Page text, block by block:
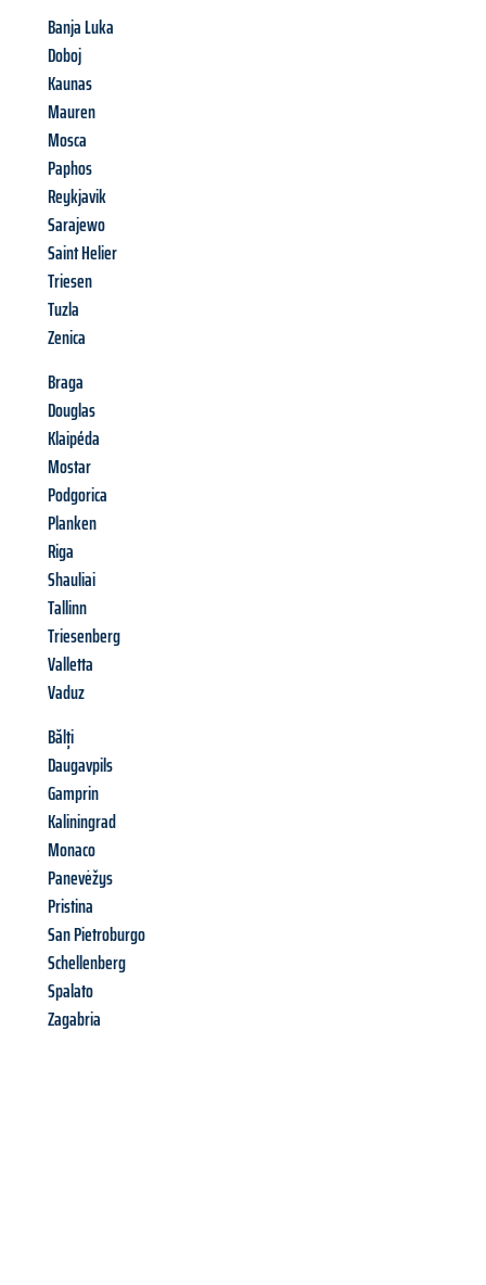
Banja Luka
Doboj
Kaunas
Mauren
Mosca
Paphos
Reykjavik
Sarajewo
Saint Helier
Triesen
Tuzla
Zenica
Braga
Douglas
Klaipéda
Mostar
Podgorica
Planken
Riga
Shauliai
Tallinn
Triesenberg
Valletta
Vaduz
Bălți
Daugavpils
Gamprin
Kaliningrad
Monaco
Panevėžys
Pristina
San Pietroburgo
Schellenberg
Spalato
Zagabria